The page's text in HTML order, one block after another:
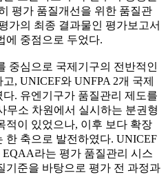
평가 품질개선을 위한 품질관
가의 최종 결과물인 평가보고서
에 중점으로 두었다.
중심으로 국제기구의 전반적인
, UNICEF와 UNFPA 2개 국제
. 유엔기구가 품질관리 제도를
무소 차원에서 실시하는 분권형
적이 있었으나, 이후 보다 확장
한 축으로 발전하였다. UNICEF
라는 평가 품질관리 시스
기준을 바탕으로 평가 전 과정과